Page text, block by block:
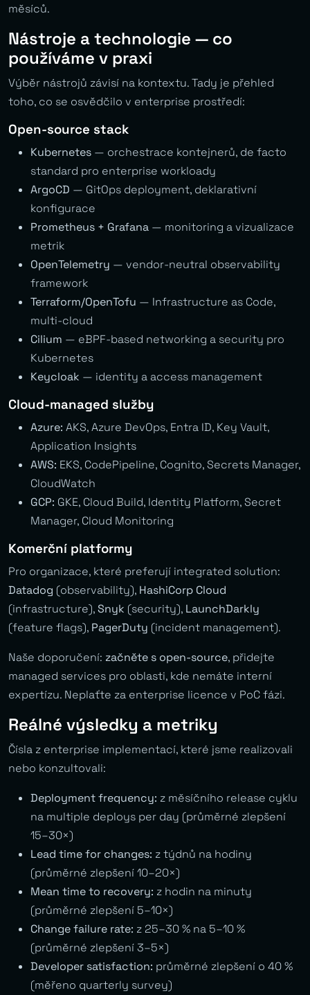
měsíců.
Nástroje a technologie — co
používáme v praxi
Výběr nástrojů závisí na kontextu. Tady je přehled
toho, co se osvědčilo v enterprise prostředí:
Open-source stack
Kubernetes — orchestrace kontejnerů, de facto
standard pro enterprise workloady
ArgoCD — GitOps deployment, deklarativní
konfigurace
Prometheus + Grafana — monitoring a vizualizace
metrik
OpenTelemetry — vendor-neutral observability
framework
Terraform/OpenTofu — Infrastructure as Code,
multi-cloud
Cilium — eBPF-based networking a security pro
Kubernetes
Keycloak — identity a access management
Cloud-managed služby
Azure: AKS, Azure DevOps, Entra ID, Key Vault,
Application Insights
AWS: EKS, CodePipeline, Cognito, Secrets Manager,
CloudWatch
GCP: GKE, Cloud Build, Identity Platform, Secret
Manager, Cloud Monitoring
Komerční platformy
Pro organizace, které preferují integrated solution:
Datadog (observability), HashiCorp Cloud
(infrastructure),Snyk (security), LaunchDarkly
(feature flags), PagerDuty (incident management).
Naše doporučení: začněte s open-source, přidejte
managed services pro oblasti, kde nemáte interní
expertízu. Neplaťte za enterprise licence v PoC fázi.
Reálné výsledky a metriky
Čísla z enterprise implementací, které jsme realizovali
nebo konzultovali:
Deployment frequency: z měsíčního release cyklu
na multiple deploys per day (průměrné zlepšení
15–30×)
Lead time for changes: z týdnů na hodiny
(průměrné zlepšení 10–20×)
Mean time to recovery: z hodin na minuty
(průměrné zlepšení 5–10×)
Change failure rate: z 25–30 % na 5–10 %
(průměrné zlepšení 3–5×)
Developer satisfaction: průměrné zlepšení o 40 %
(měřeno quarterly survey)